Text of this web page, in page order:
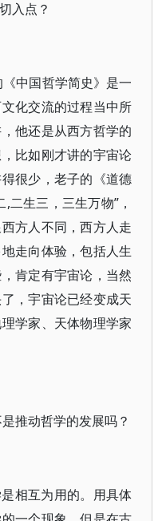
入点？
中国哲学简史》是一
化交流的过程当中所
他还是从西方哲学的
比如刚才讲的宇宙论
很少，老子的《道德
二生三，三生万物”，
方人不同，西方人走
走向体验，包括人生
肯定有宇宙论，当然
，宇宙论已经变成天
学家、天体物理学家
推动哲学的发展吗？
相互为用的。用具体